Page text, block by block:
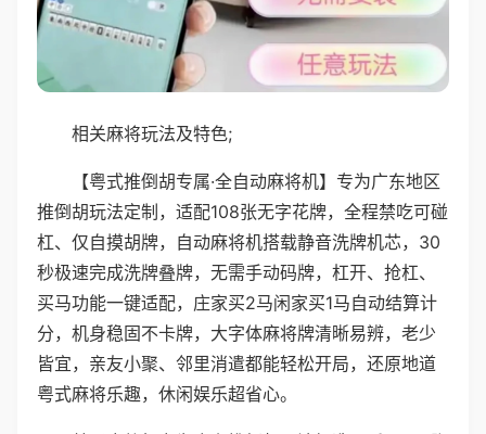
相关麻将玩法及特色;
【粤式推倒胡专属·全自动麻将机】专为广东地区
推倒胡玩法定制，适配108张无字花牌，全程禁吃可碰
杠、仅自摸胡牌，自动麻将机搭载静音洗牌机芯，30
秒极速完成洗牌叠牌，无需手动码牌，杠开、抢杠、
买马功能一键适配，庄家买2马闲家买1马自动结算计
分，机身稳固不卡牌，大字体麻将牌清晰易辨，老少
皆宜，亲友小聚、邻里消遣都能轻松开局，还原地道
粤式麻将乐趣，休闲娱乐超省心。